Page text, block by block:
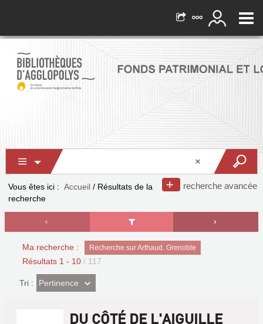
recherche avancée
Vous êtes ici : Accueil / Résultats de la
recherche
Ma recherche : Recherche sur Arthaud. Grenoble
Résultats 1 - 10 / 117
Tri : (Effet
imédiat)
Pertinence
DU CÔTÉ DE L'AIGUILLE